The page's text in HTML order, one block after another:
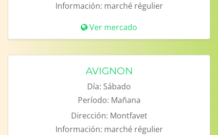
Información: marché régulier
Ver mercado
AVIGNON
Día: Sábado
Período: Mañana
Dirección: Montfavet
Información: marché régulier